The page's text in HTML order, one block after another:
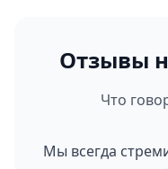
витражные двери — раз
порошковой окраской
промышленной зоне с
профиль с
Отзывы
Что
Мы всегда